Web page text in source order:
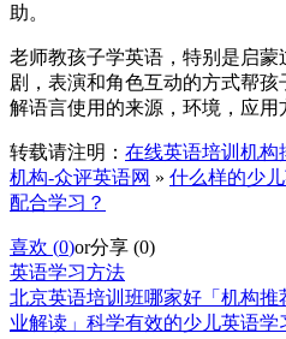
助。
老师教孩子学英语，特别是启
剧，表演和角色互动的方式帮
解语言使用的来源，环境，应用
转载请注明： 在线英语培训机构
机构-众评英语网 » 什么样的少
配合学习？
喜欢 (0)or分享 (0)
英语学习方法
北京英语培训班哪家好「机构推
业解读」科学有效的少儿英语学